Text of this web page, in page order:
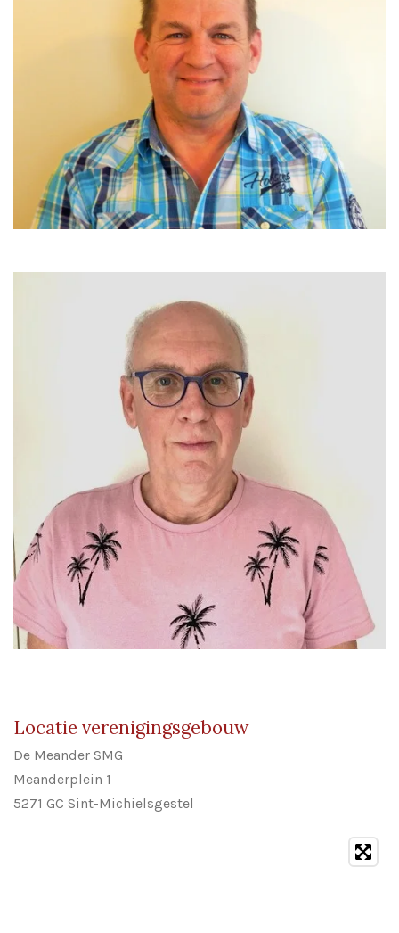
Locatie verenigingsgebouw
De Meander SMG
Meanderplein 1
5271 GC Sint-Michielsgestel